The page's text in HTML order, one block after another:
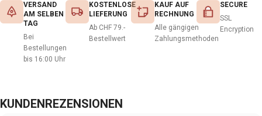
VERSAND
AM SELBEN
TAG
Bei
Bestellungen
bis 16:00 Uhr
KOSTENLOSE
LIEFERUNG
Ab CHF 79.-
Bestellwert
KAUF AUF
RECHNUNG
Alle gängigen
Zahlungsmethoden
SECURE
SSL
Encryption
KUNDENREZENSIONEN